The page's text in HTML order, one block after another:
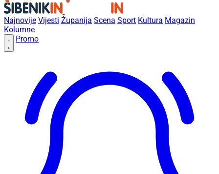
Najnovije Vijesti Županija Scena Sport Kultura Magazin
Kolumne
Promo